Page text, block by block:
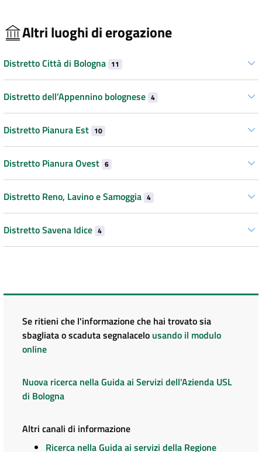
Altri luoghi di erogazione
Distretto Città di Bologna 11
Distretto dell’Appennino bolognese 4
Distretto Pianura Est 10
Distretto Pianura Ovest 6
Distretto Reno, Lavino e Samoggia 4
Distretto Savena Idice 4
Se ritieni che l'informazione che hai trovato sia
sbagliata o scaduta segnalacelo usando il modulo
online
Nuova ricerca nella Guida ai Servizi dell'Azienda USL
di Bologna
Altri canali di informazione
Ricerca nella Guida ai servizi della Regione